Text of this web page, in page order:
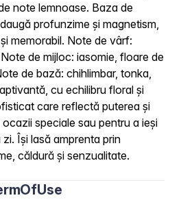
note lemnoase. Baza de
profunzime și magnetism,
memorabil. Note de vârf:
de mijloc: iasomie, floare de
de bază: chihlimbar, tonka,
cu echilibru floral și
care reflectă puterea și
speciale sau pentru a ieși
Își lasă amprenta prin
căldură și senzualitate.